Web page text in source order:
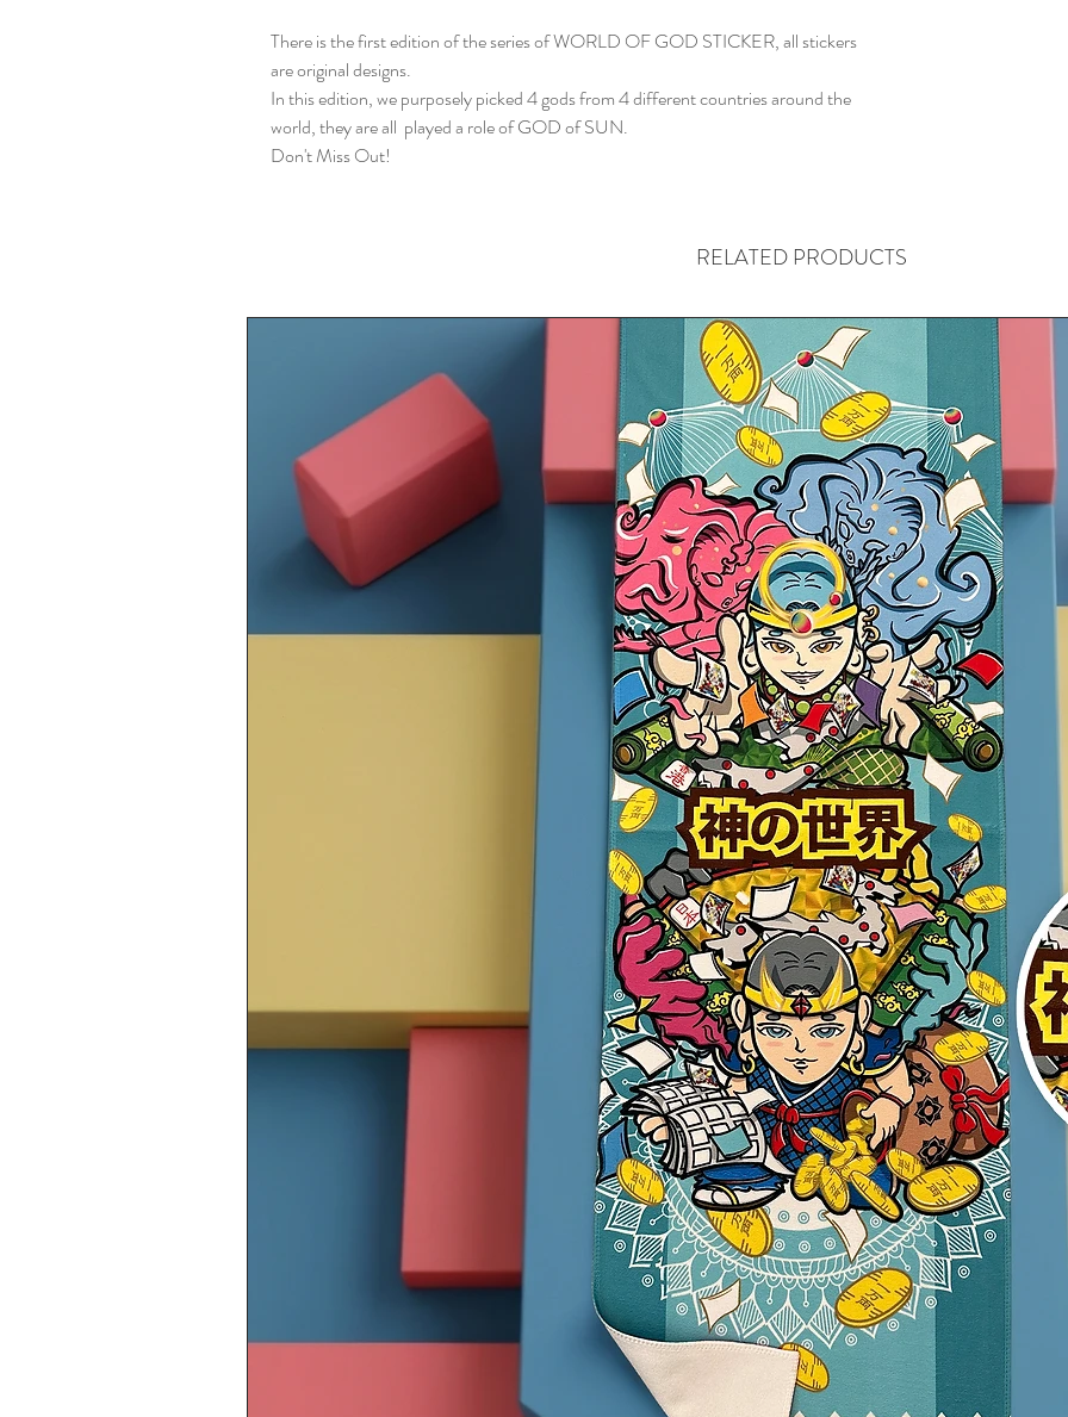
There is the first edition of the series of WORLD OF GOD STICKER, all stickers
are original designs.
In this edition, we purposely picked 4 gods from 4 different countries around the
world, they are all played a role of GOD of SUN.
Don't Miss Out!
RELATED PRODUCTS